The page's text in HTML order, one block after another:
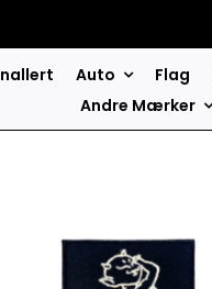
Auto Flag
Andre Mærker